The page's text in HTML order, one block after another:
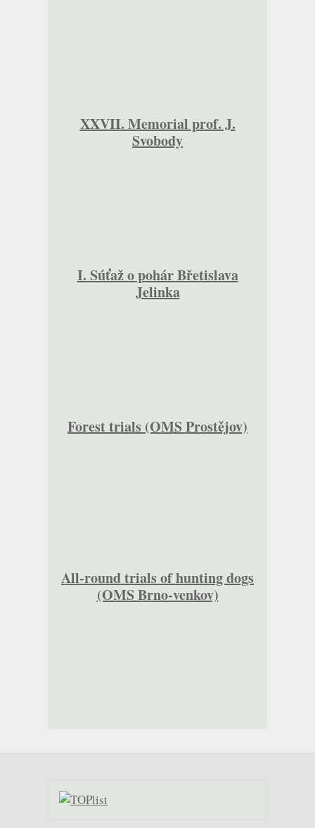
XXVII. Memorial prof. J.
Svobody
I. Súťaž o pohár Břetislava
Jelinka
Forest trials (OMS Prostějov)
All-round trials of hunting dogs
(OMS Brno-venkov)